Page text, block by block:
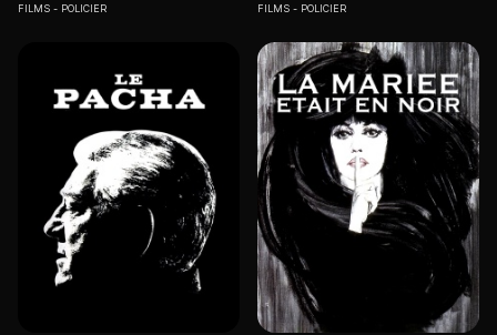
FILMS POLICIER FILMS POLICIER